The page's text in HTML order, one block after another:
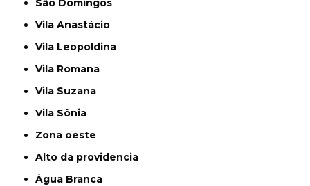
São Domingos
Vila Anastácio
Vila Leopoldina
Vila Romana
Vila Suzana
Vila Sônia
Zona oeste
alto da providencia
Água Branca